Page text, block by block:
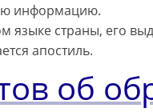
информацию.
языке страны, его
апостиль.
об